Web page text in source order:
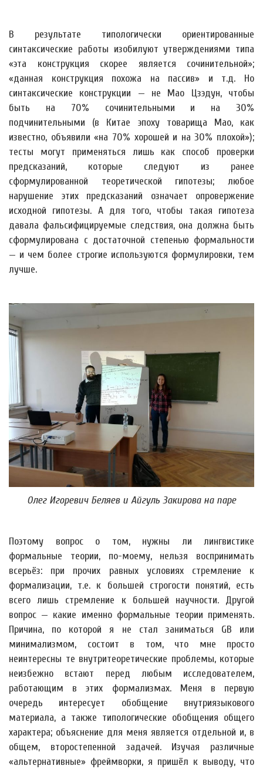
В результате типологически ориентированные
синтаксические работы изобилуют утверждениями типа
«эта конструкция скорее является сочинительной»;
«данная конструкция похожа на пассив» и т.д. Но
синтаксические конструкции — не Мао Цзэдун, чтобы
быть на 70% сочинительными и на 30%
подчинительными (в Китае эпоху товарища Мао, как
известно, объявили «на 70% хорошей и на 30% плохой»);
тесты могут применяться лишь как способ проверки
предсказаний, которые следуют из ранее
сформулированной теоретической гипотезы; любое
нарушение этих предсказаний означает опровержение
исходной гипотезы. А для того, чтобы такая гипотеза
давала фальсифицируемые следствия, она должна быть
сформулирована с достаточной степенью формальности
— и чем более строгие используются формулировки, тем
лучше.
Олег Игоревич Беляев и Айгуль Закирова на паре
Поэтому вопрос о том, нужны ли лингвистике
формальные теории, по-моему, нельзя воспринимать
всерьёз: при прочих равных условиях стремление к
формализации, т.е. к большей строгости понятий, есть
всего лишь стремление к большей научности. Другой
вопрос — какие именно формальные теории применять.
Причина, по которой я не стал заниматься GB или
минимализмом, состоит в том, что мне просто
неинтересны те внутритеоретические проблемы, которые
неизбежно встают перед любым исследователем,
работающим в этих формализмах. Меня в первую
очередь интересует обобщение внутриязыкового
материала, а также типологические обобщения общего
характера; объяснение для меня является отдельной и, в
общем, второстепенной задачей. Изучая различные
«альтернативные» фреймворки, я пришёл к выводу, что